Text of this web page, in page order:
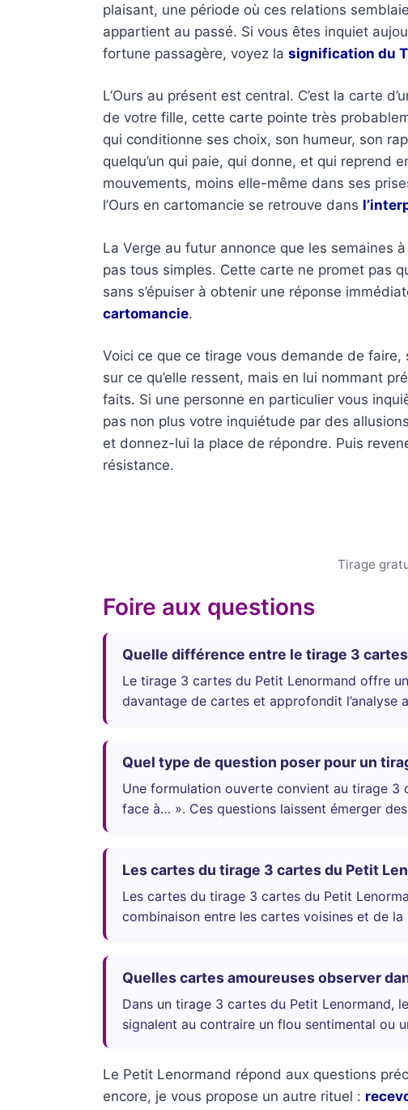
plaisant, une période où ces relations
appartient au passé. Si vous êtes inquiet
fortune passagère, voyez la signification du
L’Ours au présent est central. C’est la carte
de votre fille, cette carte pointe très
qui conditionne ses choix, son humeur, son
quelqu’un qui paie, qui donne, et qui reprend
mouvements, moins elle-même dans ses
l’Ours en cartomancie se retrouve dans
La Verge au futur annonce que les semaines
pas tous simples. Cette carte ne promet pas
sans s’épuiser à obtenir une réponse
cartomancie.
Voici ce que ce tirage vous demande de
sur ce qu’elle ressent, mais en lui nommant
faits. Si une personne en particulier vous
pas non plus votre inquiétude par des
et donnez-lui la place de répondre. Puis
résistance.
Tirage
Foire aux questions
Quelle différence entre le tirage 3
Le tirage 3 cartes du Petit Lenormand offre
davantage de cartes et approfondit l’analyse
Quel type de question poser pour un
Une formulation ouverte convient au tirage
face à… ». Ces questions laissent émerger
Les cartes du tirage 3 cartes du Petit
Les cartes du tirage 3 cartes du Petit
combinaison entre les cartes voisines et de
Quelles cartes amoureuses observer
Dans un tirage 3 cartes du Petit Lenormand,
signalent au contraire un flou sentimental ou
Le Petit Lenormand répond aux questions
encore, je vous propose un autre rituel :